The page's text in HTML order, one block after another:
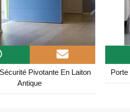
Pivotante En Laiton
Antique